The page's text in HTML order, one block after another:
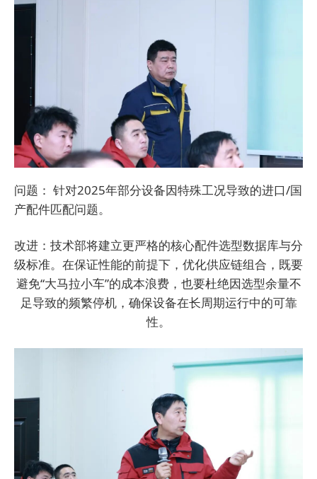
问题： 针对2025年部分设备因特殊工况导致的进口/国
产配件匹配问题。
改进：技术部将建立更严格的核心配件选型数据库与分
级标准。在保证性能的前提下，优化供应链组合，既要
避免“大马拉小车”的成本浪费，也要杜绝因选型余量不
足导致的频繁停机，确保设备在长周期运行中的可靠
性。